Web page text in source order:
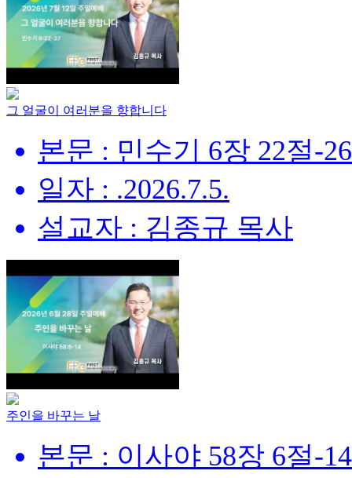
그 얼굴이 여러분을 향합니다
본문 : 민수기 6장 22절-
일자 : .2026.7.5.
설교자 : 김종규 목사
주인을 바꾸는 날
본문 : 이사야 58장 6절-